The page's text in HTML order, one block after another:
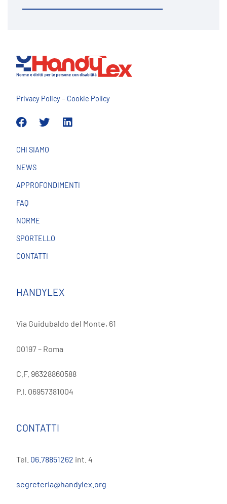
Privacy Policy– Cookie Policy
CHI SIAMO
NEWS
APPROFONDIMENTI
FAQ
NORME
SPORTELLO
CONTATTI
HANDYLEX
Via Guidubaldo del Monte, 61
00197 – Roma
C.F. 96328860588
P.I. 06957381004
CONTATTI
Tel. 06.78851262 int. 4
segreteria@handylex.org